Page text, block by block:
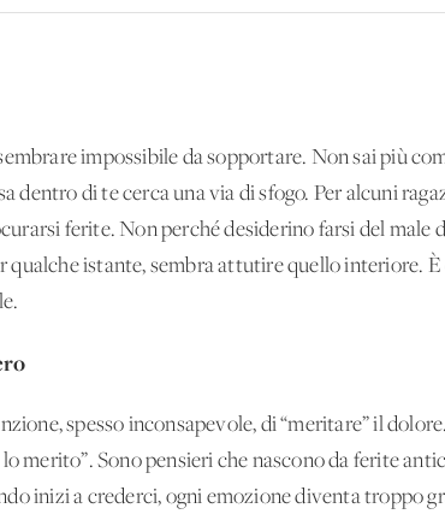
impossibile da sopportare. Non sai più
dentro di te cerca una via di sfogo. Per alcuni
ferite. Non perché desiderino farsi del male
istante, sembra attutire quello interiore. È
spesso inconsapevole, di “meritare” il
lo merito”. Sono pensieri che nascono da ferite
inizi a crederci, ogni emozione diventa troppo